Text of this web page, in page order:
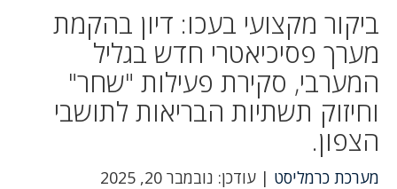
ביקור מקצועי בעכו: דיון בהקמת
מערך פסיכיאטרי חדש בגליל
המערבי, סקירת פעילות "שחר"
וחיזוק תשתיות הבריאות לתושבי
הצפון.
מערכת כרמליסט | עודכן: נובמבר 20, 2025